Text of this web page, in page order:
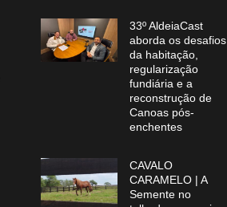
33º AldeiaCast
aborda os desafios
da habitação,
regularização
fundiária e a
reconstrução de
Canoas pós-
enchentes
CAVALO
CARAMELO | A
Semente no